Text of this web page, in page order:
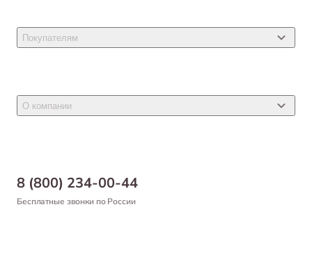
8 (800) 234-00-44
Бесплатные звонки по России
Товары для собак
Товары для птиц
Покупателям
Новости
Самовывоз
Оформление заказа
О компании
Благотворительный фонд